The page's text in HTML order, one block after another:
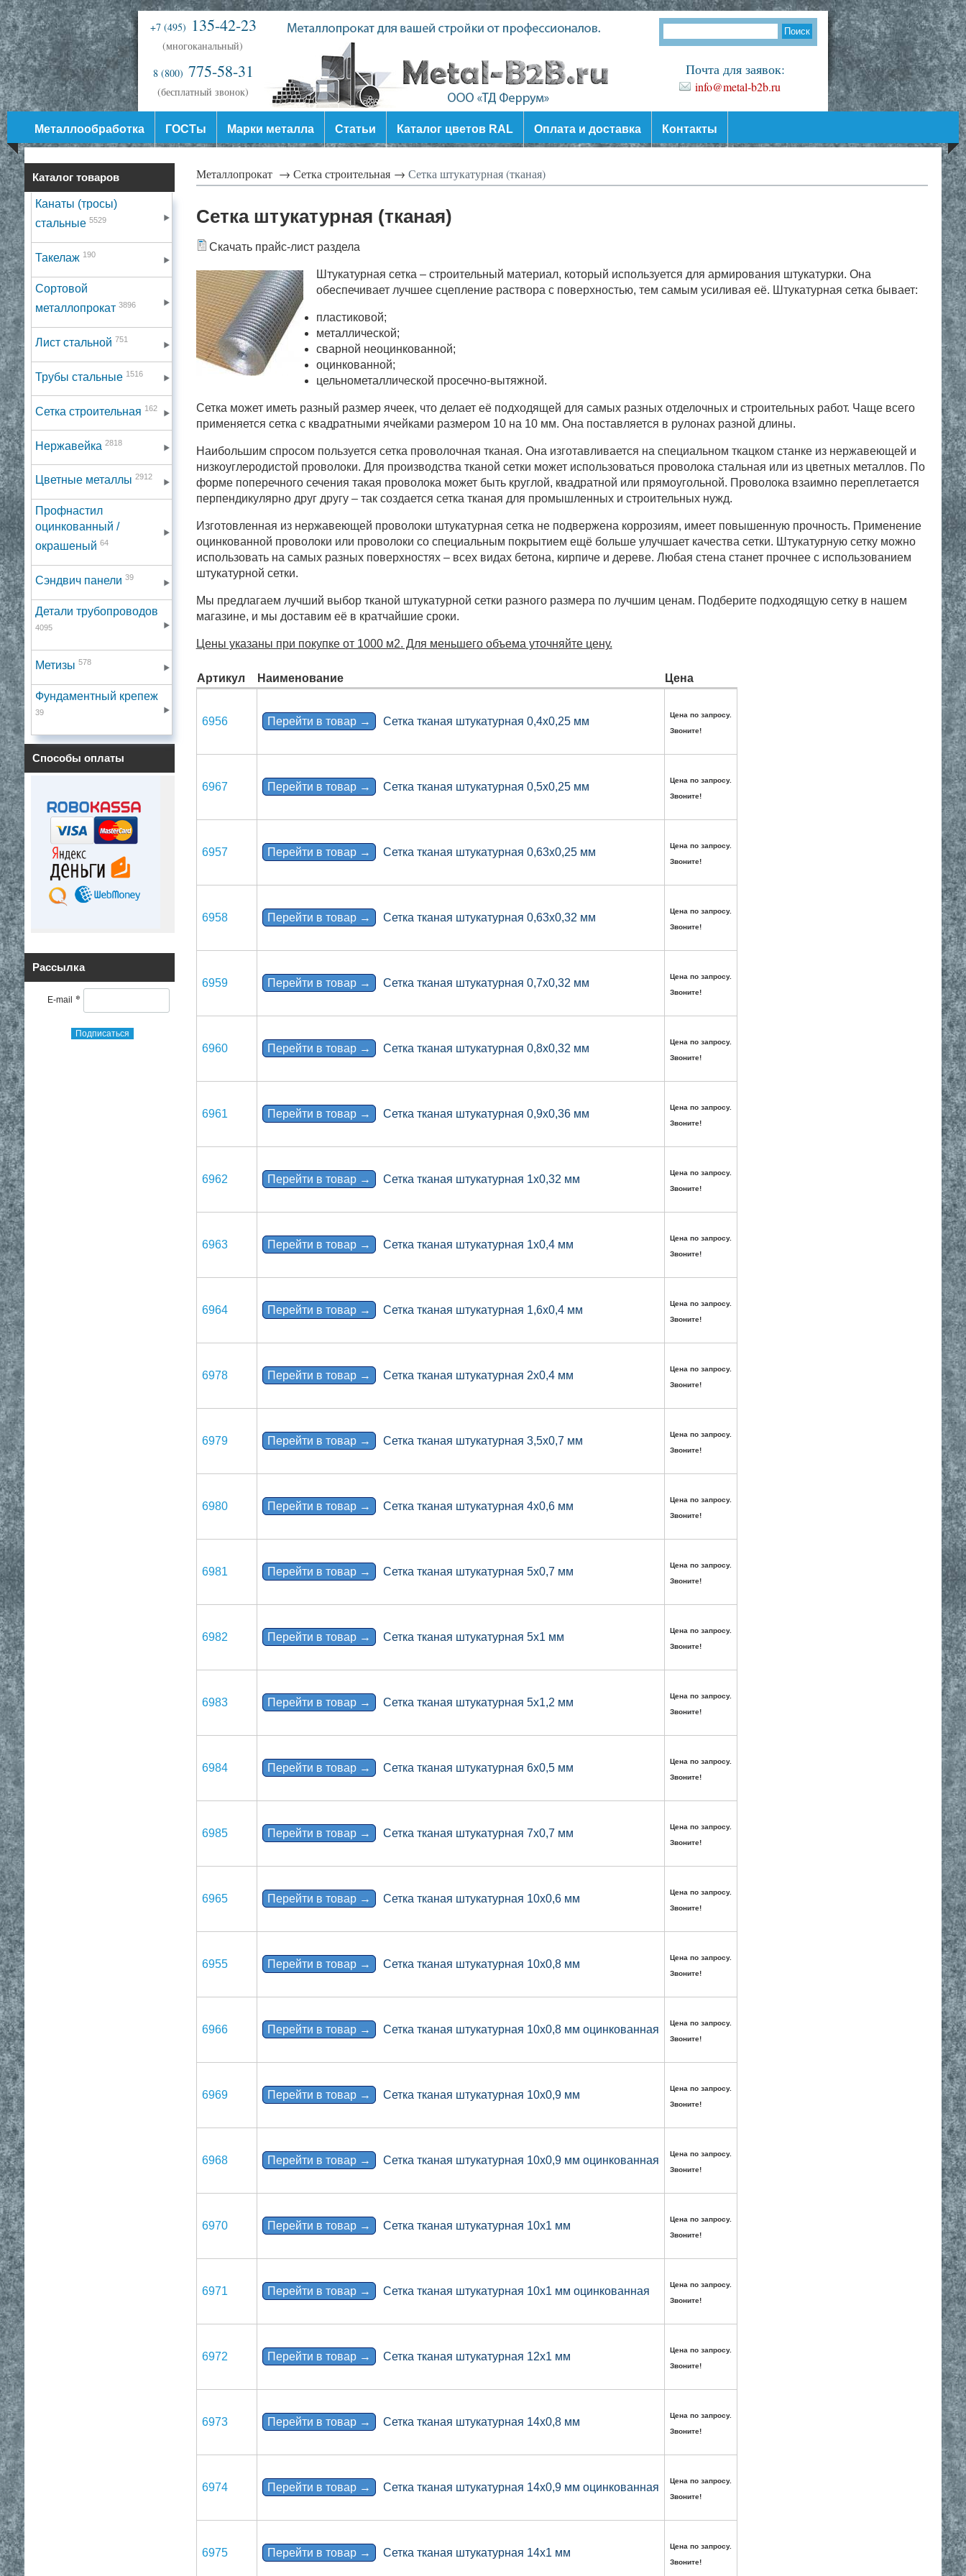
Почта для заявок:
info@metal-b2b.ru
+7 (495) 135-42-23
(многоканальный)
8 (800) 775-58-31
(бесплатный звонок)
Металлообработка ГОСТы Марки металла Статьи Каталог цветов RAL Оплата и доставка Контакты
Каталог товаров
Канаты (тросы)
стальные 5529
Такелаж 190
Сортовой
металлопрокат 3896
Лист стальной 751
Трубы стальные 1516
Сетка строительная 162
Нержавейка 2818
Цветные металлы 2912
Профнастил
оцинкованный /
окрашеный 64
Сэндвич панели 39
Детали трубопроводов
4095
Метизы 578
Фундаментный крепеж
39
Способы оплаты
Рассылка
E-mail *
Подписаться
Металлопрокат → Сетка строительная → Сетка штукатурная (тканая)
Сетка штукатурная (тканая)
Скачать прайс-лист раздела
Штукатурная сетка – строительный материал, который используется для армирования штукатурки. Она
обеспечивает лучшее сцепление раствора с поверхностью, тем самым усиливая её. Штукатурная сетка бывает:
пластиковой;
металлической;
сварной неоцинкованной;
оцинкованной;
цельнометаллической просечно-вытяжной.
Сетка может иметь разный размер ячеек, что делает её подходящей для самых разных отделочных и строительных работ. Чаще всего
применяется сетка с квадратными ячейками размером 10 на 10 мм. Она поставляется в рулонах разной длины.
Наибольшим спросом пользуется сетка проволочная тканая. Она изготавливается на специальном ткацком станке из нержавеющей и
низкоуглеродистой проволоки. Для производства тканой сетки может использоваться проволока стальная или из цветных металлов. По
форме поперечного сечения такая проволока может быть круглой, квадратной или прямоугольной. Проволока взаимно переплетается
перпендикулярно друг другу – так создается сетка тканая для промышленных и строительных нужд.
Изготовленная из нержавеющей проволоки штукатурная сетка не подвержена коррозиям, имеет повышенную прочность. Применение
оцинкованной проволоки или проволоки со специальным покрытием ещё больше улучшает качества сетки. Штукатурную сетку можно
использовать на самых разных поверхностях – всех видах бетона, кирпиче и дереве. Любая стена станет прочнее с использованием
штукатурной сетки.
Мы предлагаем лучший выбор тканой штукатурной сетки разного размера по лучшим ценам. Подберите подходящую сетку в нашем
магазине, и мы доставим её в кратчайшие сроки.
Цены указаны при покупке от 1000 м2. Для меньшего объема уточняйте цену.
Артикул Наименование Цена
6956 Перейти в товар → Сетка тканая штукатурная 0,4х0,25 мм
Цена по запросу.
Звоните!
6967 Перейти в товар → Сетка тканая штукатурная 0,5х0,25 мм
Цена по запросу.
Звоните!
6957 Перейти в товар → Сетка тканая штукатурная 0,63х0,25 мм
Цена по запросу.
Звоните!
6958 Перейти в товар → Сетка тканая штукатурная 0,63х0,32 мм
Цена по запросу.
Звоните!
6959 Перейти в товар → Сетка тканая штукатурная 0,7х0,32 мм
Цена по запросу.
Звоните!
6960 Перейти в товар → Сетка тканая штукатурная 0,8х0,32 мм
Цена по запросу.
Звоните!
6961 Перейти в товар → Сетка тканая штукатурная 0,9х0,36 мм
Цена по запросу.
Звоните!
6962 Перейти в товар → Сетка тканая штукатурная 1х0,32 мм
Цена по запросу.
Звоните!
6963 Перейти в товар → Сетка тканая штукатурная 1х0,4 мм
Цена по запросу.
Звоните!
6964 Перейти в товар → Сетка тканая штукатурная 1,6х0,4 мм
Цена по запросу.
Звоните!
6978 Перейти в товар → Сетка тканая штукатурная 2х0,4 мм
Цена по запросу.
Звоните!
6979 Перейти в товар → Сетка тканая штукатурная 3,5х0,7 мм
Цена по запросу.
Звоните!
6980 Перейти в товар → Сетка тканая штукатурная 4х0,6 мм
Цена по запросу.
Звоните!
6981 Перейти в товар → Сетка тканая штукатурная 5х0,7 мм
Цена по запросу.
Звоните!
6982 Перейти в товар → Сетка тканая штукатурная 5х1 мм
Цена по запросу.
Звоните!
6983 Перейти в товар → Сетка тканая штукатурная 5х1,2 мм
Цена по запросу.
Звоните!
6984 Перейти в товар → Сетка тканая штукатурная 6х0,5 мм
Цена по запросу.
Звоните!
6985 Перейти в товар → Сетка тканая штукатурная 7х0,7 мм
Цена по запросу.
Звоните!
6965 Перейти в товар → Сетка тканая штукатурная 10х0,6 мм
Цена по запросу.
Звоните!
6955 Перейти в товар → Сетка тканая штукатурная 10х0,8 мм
Цена по запросу.
Звоните!
6966 Перейти в товар → Сетка тканая штукатурная 10х0,8 мм оцинкованная
Цена по запросу.
Звоните!
6969 Перейти в товар → Сетка тканая штукатурная 10х0,9 мм
Цена по запросу.
Звоните!
6968 Перейти в товар → Сетка тканая штукатурная 10х0,9 мм оцинкованная
Цена по запросу.
Звоните!
6970 Перейти в товар → Сетка тканая штукатурная 10х1 мм
Цена по запросу.
Звоните!
6971 Перейти в товар → Сетка тканая штукатурная 10х1 мм оцинкованная
Цена по запросу.
Звоните!
6972 Перейти в товар → Сетка тканая штукатурная 12х1 мм
Цена по запросу.
Звоните!
6973 Перейти в товар → Сетка тканая штукатурная 14х0,8 мм
Цена по запросу.
Звоните!
6974 Перейти в товар → Сетка тканая штукатурная 14х0,9 мм оцинкованная
Цена по запросу.
Звоните!
6975 Перейти в товар → Сетка тканая штукатурная 14х1 мм
Цена по запросу.
Звоните!